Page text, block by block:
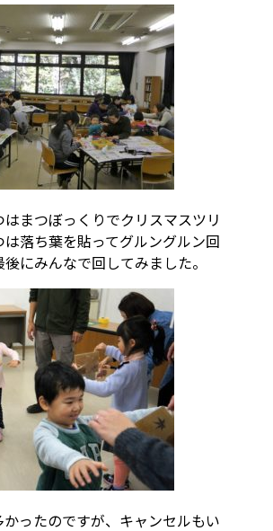
まつぼっくりでクリスマスツリ
は落ち葉を貼ってグルングルン回
にみんなで回してみました。
かったのですが、キャンセルもい